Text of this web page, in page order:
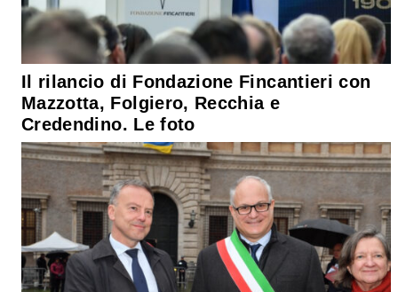
Il rilancio di Fondazione Fincantieri con
Mazzotta, Folgiero, Recchia e
Credendino. Le foto